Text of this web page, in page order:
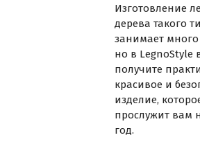
Изготовление
дерева такого
занимает
но в LegnoStyle
получите
красивое и
изделие,
прослужит вам
год.